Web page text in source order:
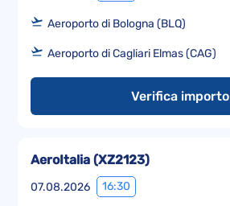
Aeroporto di Bologna (BLQ)
Aeroporto di Cagliari Elmas (CAG)
Verifica importo
07.08.2026 16:30
AeroItalia (XZ2123)